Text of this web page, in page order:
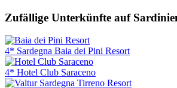
Zufällige Unterkünfte auf
4* Sardegna Baia dei Pini Resort
4* Hotel Club Saraceno